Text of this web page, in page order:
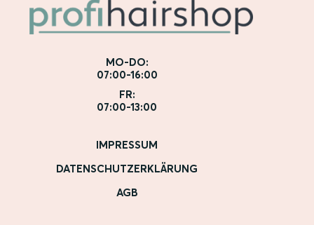
MO-DO:
07:00-16:00
FR:
07:00-13:00
IMPRESSUM
DATENSCHUTZERKLÄRUNG
AGB